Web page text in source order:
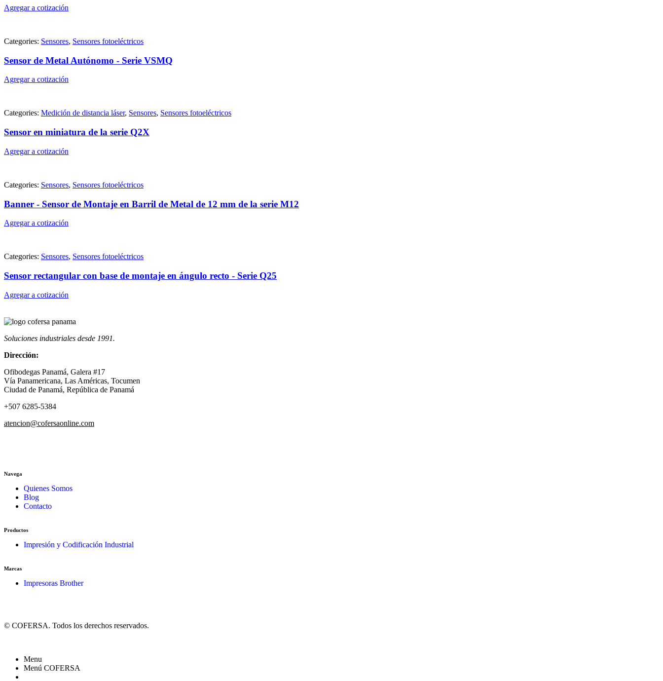
Agregar a cotización
Categories: Sensores, Sensores fotoeléctricos
Sensor de Metal Autónomo - Serie VSMQ
Agregar a cotización
Categories: Medición de distancia láser, Sensores, Sensores fotoeléctricos
Sensor en miniatura de la serie Q2X
Agregar a cotización
Categories: Sensores, Sensores fotoeléctricos
Banner - Sensor de Montaje en Barril de Metal de 12 mm de la serie M12
Agregar a cotización
Categories: Sensores, Sensores fotoeléctricos
Sensor rectangular con base de montaje en ángulo recto - Serie Q25
Agregar a cotización
Soluciones industriales desde 1991.
Dirección:
Ofibodegas Panamá, Galera #17
Vía Panamericana, Las Américas, Tocumen
Ciudad de Panamá, República de Panamá
+507 6285-5384
atencion@cofersaonline.com
Navega
Quienes Somos
Blog
Contacto
Productos
Impresión y Codificación Industrial
Marcas
Impresoras Brother
© COFERSA. Todos los derechos reservados.
Menu
Menú COFERSA